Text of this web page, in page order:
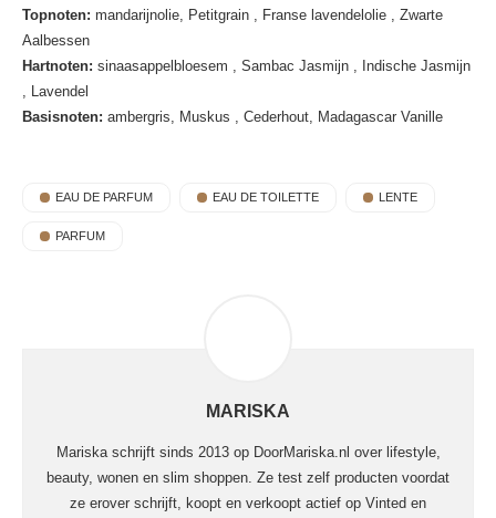
Topnoten: mandarijnolie, Petitgrain , Franse lavendelolie , Zwarte
Aalbessen
Hartnoten: sinaasappelbloesem , Sambac Jasmijn , Indische Jasmijn
, Lavendel
Basisnoten: ambergris, Muskus , Cederhout, Madagascar Vanille
EAU DE PARFUM EAU DE TOILETTE LENTE
PARFUM
MARISKA
Mariska schrijft sinds 2013 op DoorMariska.nl over lifestyle,
beauty, wonen en slim shoppen. Ze test zelf producten voordat
ze erover schrijft, koopt en verkoopt actief op Vinted en